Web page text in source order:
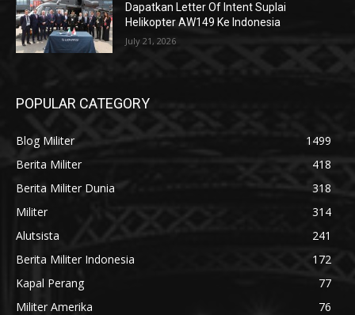
Dapatkan Letter Of Intent Suplai
Helikopter AW149 Ke Indonesia
July 21, 2026
POPULAR CATEGORY
Blog Militer
1499
Berita Militer
418
Berita Militer Dunia
318
Militer
314
Alutsista
241
Berita Militer Indonesia
172
Kapal Perang
77
Militer Amerika
76